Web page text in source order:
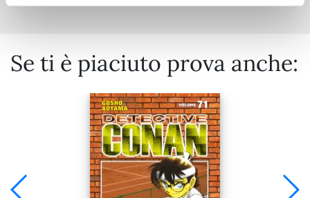
Se ti è piaciuto prova anche: